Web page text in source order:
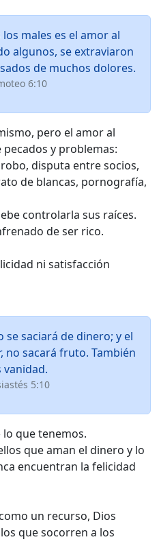
males es el amor al
algunos, se extraviaron
de muchos dolores.
6:10
pero el amor al
y problemas:
disputa entre socios,
de blancas, pornografía,
controlarla sus raíces.
de ser rico.
ni satisfacción
se saciará de dinero; y el
no sacará fruto. También
vanidad.
5:10
que tenemos.
que aman el dinero y lo
encuentran la felicidad
un recurso, Dios
que socorren a los